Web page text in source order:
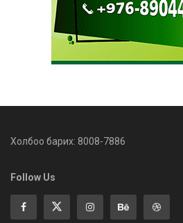
Холбоо барих: 8008-7886
Follow Us